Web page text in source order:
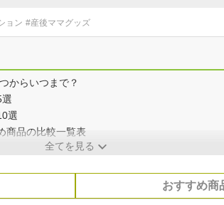
ョン #産後ママグッズ
からいつまで？
選
選
商品の比較一覧表
全てを見る
おすすめ商